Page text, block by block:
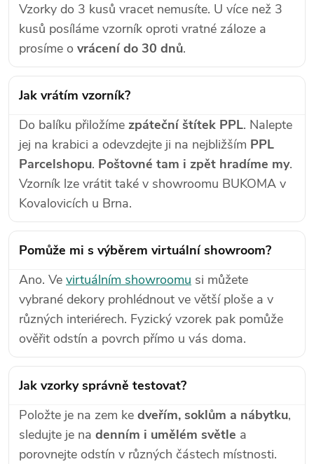
Vzorky do 3 kusů vracet nemusíte. U více než 3
kusů posíláme vzorník oproti vratné záloze a
prosíme o vrácení do 30 dnů.
Jak vrátím vzorník?
Do balíku přiložíme zpáteční štítek PPL. Nalepte
jej na krabici a odevzdejte ji na nejbližším PPL
Parcelshopu. Poštovné tam i zpět hradíme my.
Vzorník lze vrátit také v showroomu BUKOMA v
Kovalovicích u Brna.
Pomůže mi s výběrem virtuální showroom?
Ano. Ve virtuálním showroomu si můžete
vybrané dekory prohlédnout ve větší ploše a v
různých interiérech. Fyzický vzorek pak pomůže
ověřit odstín a povrch přímo u vás doma.
Jak vzorky správně testovat?
Položte je na zem ke dveřím, soklům a nábytku,
sledujte je na denním i umělém světle a
porovnejte odstín v různých částech místnosti.